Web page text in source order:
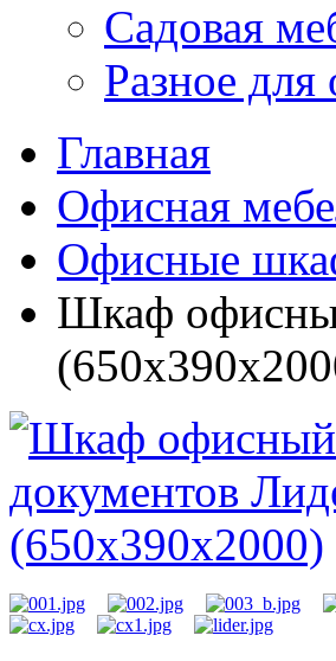
Садовая
Разное для
Главная
Офисная
Офисные
Шкаф